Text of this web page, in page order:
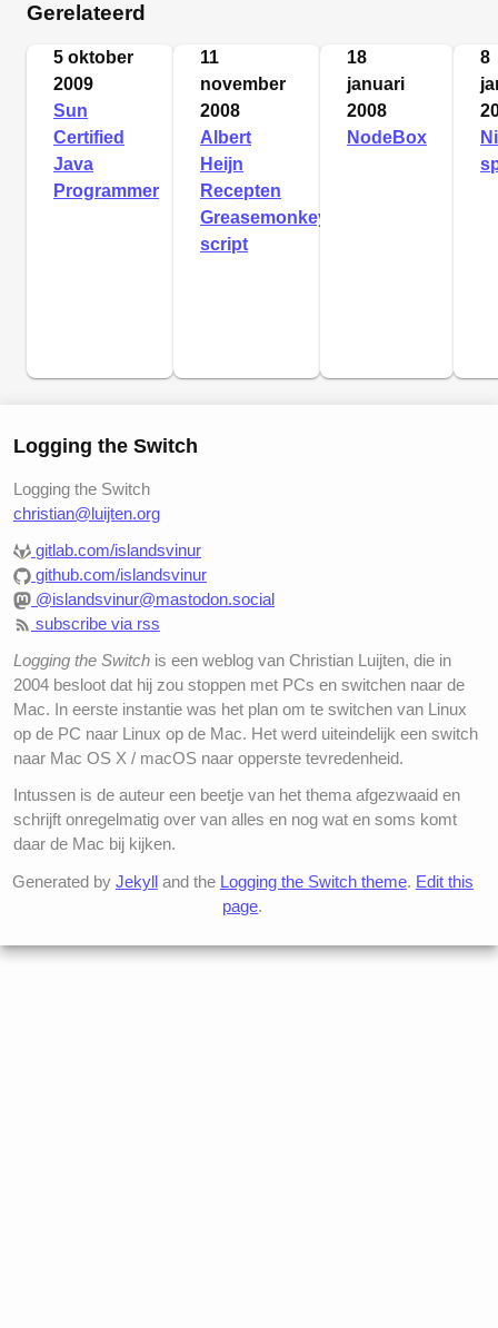
Gerelateerd
5 oktober
2009
Sun
Certified
Java
Programmer
11
november
2008
Albert
Heijn
Recepten
Greasemonkey-
script
18
januari
2008
NodeBox
8
Logging the Switch
Logging the Switch
christian@luijten.org
gitlab.com/islandsvinur
github.com/islandsvinur
@islandsvinur@mastodon.social
subscribe via rss
Logging the Switch is een weblog van Christian Luijten, die in
2004 besloot dat hij zou stoppen met PCs en switchen naar de
Mac. In eerste instantie was het plan om te switchen van Linux
op de PC naar Linux op de Mac. Het werd uiteindelijk een switch
naar Mac OS X / macOS naar opperste tevredenheid.
Intussen is de auteur een beetje van het thema afgezwaaid en
schrijft onregelmatig over van alles en nog wat en soms komt
daar de Mac bij kijken.
Generated by Jekylland the Logging the Switch theme. Edit this
page.